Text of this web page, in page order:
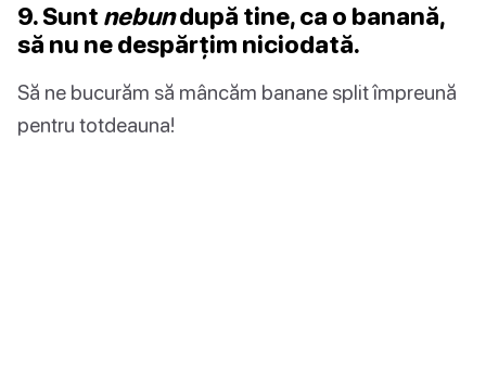
9. Sunt nebundupă tine, ca o banană,
să nu ne despărțim niciodată.
Să ne bucurăm să mâncăm banane split împreună
pentru totdeauna!